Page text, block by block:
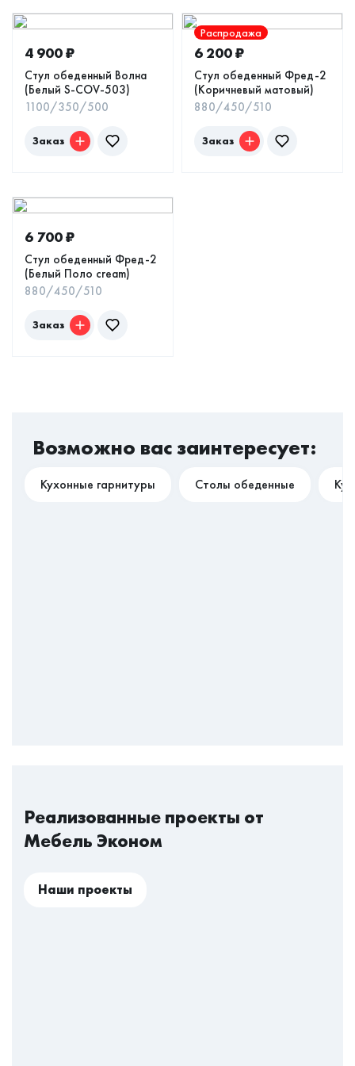
4 900₽
Стул обеденный Волна
(Белый S-COV-503)
1100/350/500
Заказ
Распродажа
6 200₽
Стул обеденный Фред-2
(Коричневый матовый)
880/450/510
Заказ
6 700₽
Стул обеденный Фред-2
(Белый Поло cream)
880/450/510
Заказ
Возможно вас заинтересует:
Кухонные гарнитуры Столы обеденные
Реализованные проекты от
Мебель Эконом
Наши проекты